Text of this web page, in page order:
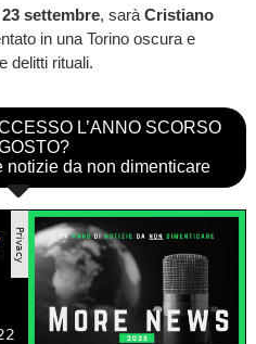
23 settembre, sarà Cristiano
in una Torino oscura e
delitti rituali.
L’ANNO SCORSO
notizie da non dimenticare